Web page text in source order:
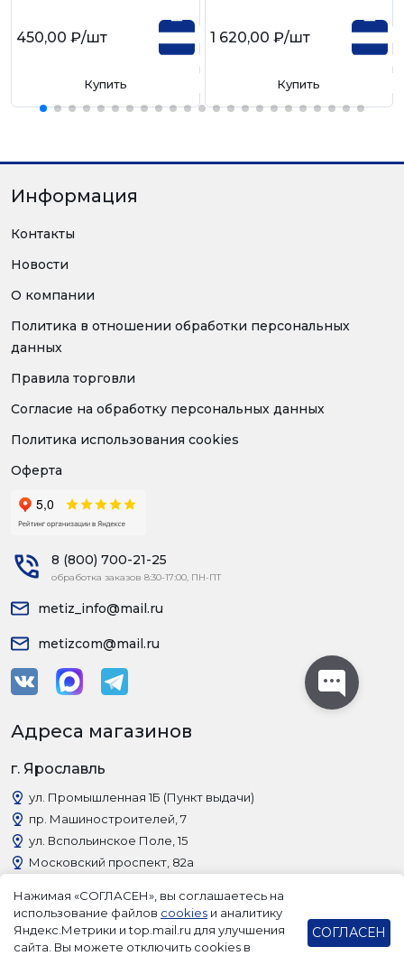
450,00 ₽/шт
Купить
1 620,00 ₽/шт
Купить
Информация
Контакты
Новости
О компании
Политика в отношении обработки персональных
данных
Правила торговли
Согласие на обработку персональных данных
Политика использования cookies
Оферта
8 (800) 700-21-25
обработка заказов 8:30-17:00, ПН-ПТ
metiz_info@mail.ru
metizcom@mail.ru
Адреса магазинов
г. Ярославль
ул. Промышленная 1Б (Пункт выдачи)
пр. Машиностроителей, 7
ул. Вспольинское Поле, 15
Московский проспект, 82а
пр. Революции, 38 (Пункт выдачи)
Нажимая «СОГЛАСЕН», вы соглашаетесь на
использование файлов cookies и аналитику
Яндекс.Метрики и top.mail.ru для улучшения
сайта. Вы можете отключить cookies в
СОГЛАСЕН